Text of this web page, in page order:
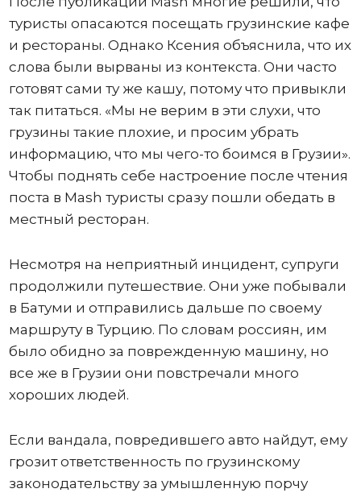
туристы опасаются посещать грузинские кафе
и рестораны. Однако Ксения объяснила, что их
слова были вырваны из контекста. Они часто
готовят сами ту же кашу, потому что привыкли
так питаться. «Мы не верим в эти слухи, что
грузины такие плохие, и просим убрать
информацию, что мы чего-то боимся в Грузии».
Чтобы поднять себе настроение после чтения
поста в Mash туристы сразу пошли обедать в
местный ресторан.
Несмотря на неприятный инцидент, супруги
продолжили путешествие. Они уже побывали
в Батуми и отправились дальше по своему
маршруту в Турцию. По словам россиян, им
было обидно за поврежденную машину, но
все же в Грузии они повстречали много
хороших людей.
Если вандала, повредившего авто найдут, ему
грозит ответственность по грузинскому
законодательству за умышленную порчу